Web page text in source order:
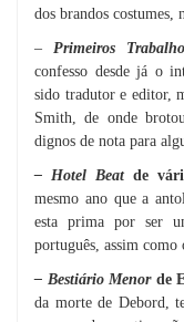
dos brandos costumes,
– Primeiros
confesso desde já o
sido tradutor e editor,
Smith, de onde
dignos de nota para
– Hotel Beatde
mesmo ano que a
esta prima por ser
português, assim
– Bestiário Menorde
da morte de Debord,